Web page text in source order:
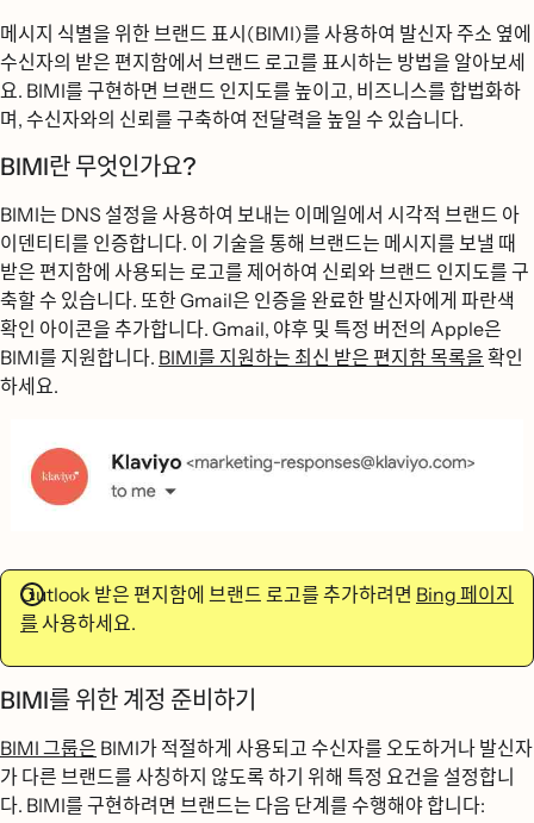
메시지 식별을 위한 브랜드 표시(BIMI)를 사용하여 발신자 주소 옆에
수신자의 받은 편지함에서 브랜드 로고를 표시하는 방법을 알아보세
요. BIMI를 구현하면 브랜드 인지도를 높이고, 비즈니스를 합법화하
며, 수신자와의 신뢰를 구축하여 전달력을 높일 수 있습니다.
BIMI란 무엇인가요?
BIMI는 DNS 설정을 사용하여 보내는 이메일에서 시각적 브랜드 아
이덴티티를 인증합니다. 이 기술을 통해 브랜드는 메시지를 보낼 때
받은 편지함에 사용되는 로고를 제어하여 신뢰와 브랜드 인지도를 구
축할 수 있습니다. 또한 Gmail은 인증을 완료한 발신자에게 파란색
확인 아이콘을 추가합니다. Gmail, 야후 및 특정 버전의 Apple은
BIMI를 지원합니다. BIMI를 지원하는 최신 받은 편지함 목록을 확인
하세요.
Outlook 받은 편지함에 브랜드 로고를 추가하려면 Bing 페이지
를 사용하세요.
BIMI를 위한 계정 준비하기
BIMI 그룹은 BIMI가 적절하게 사용되고 수신자를 오도하거나 발신자
가 다른 브랜드를 사칭하지 않도록 하기 위해 특정 요건을 설정합니
다. BIMI를 구현하려면 브랜드는 다음 단계를 수행해야 합니다: